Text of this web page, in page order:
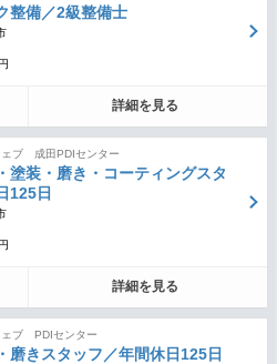
整備／2級整備士
詳細を見る
ェブ 成田PDIセンター
塗装・磨き・コーティングスタ
125日
詳細を見る
ェブ PDIセンター
磨きスタッフ／年間休日125日